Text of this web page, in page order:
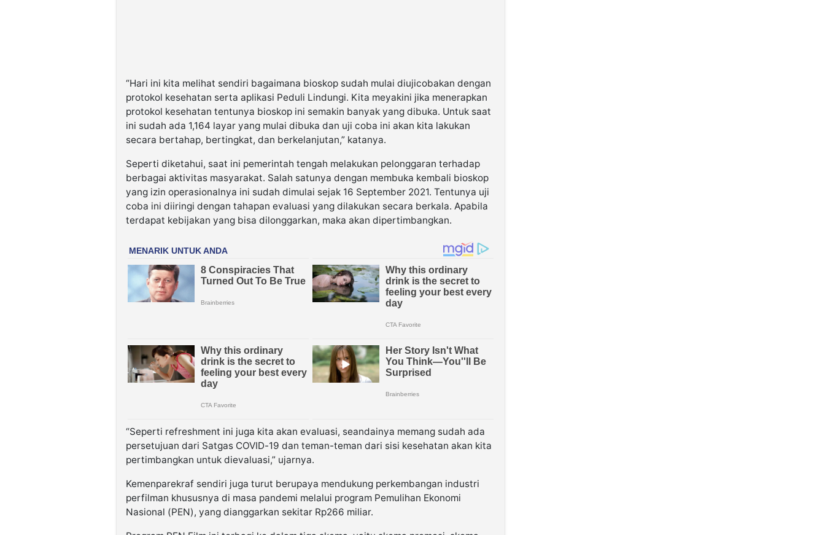
“Hari ini kita melihat sendiri bagaimana bioskop sudah mulai diujicobakan dengan
protokol kesehatan serta aplikasi Peduli Lindungi. Kita meyakini jika menerapkan
protokol kesehatan tentunya bioskop ini semakin banyak yang dibuka. Untuk saat
ini sudah ada 1,164 layar yang mulai dibuka dan uji coba ini akan kita lakukan
secara bertahap, bertingkat, dan berkelanjutan,” katanya.
Seperti diketahui, saat ini pemerintah tengah melakukan pelonggaran terhadap
berbagai aktivitas masyarakat. Salah satunya dengan membuka kembali bioskop
yang izin operasionalnya ini sudah dimulai sejak 16 September 2021. Tentunya uji
coba ini diiringi dengan tahapan evaluasi yang dilakukan secara berkala. Apabila
terdapat kebijakan yang bisa dilonggarkan, maka akan dipertimbangkan.
“Seperti refreshment ini juga kita akan evaluasi, seandainya memang sudah ada
persetujuan dari Satgas COVID-19 dan teman-teman dari sisi kesehatan akan kita
pertimbangkan untuk dievaluasi,” ujarnya.
Kemenparekraf sendiri juga turut berupaya mendukung perkembangan industri
perfilman khususnya di masa pandemi melalui program Pemulihan Ekonomi
Nasional (PEN), yang dianggarkan sekitar Rp266 miliar.